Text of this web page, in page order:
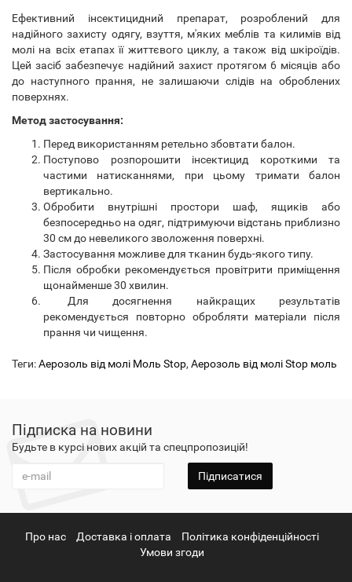
Ефективний інсектицидний препарат, розроблений для
надійного захисту одягу, взуття, м'яких меблів та килимів від
молі на всіх етапах її життєвого циклу, а також від шкіроїдів.
Цей засіб забезпечує надійний захист протягом 6 місяців або
до наступного прання, не залишаючи слідів на оброблених
поверхнях.
Метод застосування:
Перед використанням ретельно збовтати балон.
Поступово розпорошити інсектицид короткими та
частими натисканнями, при цьому тримати балон
вертикально.
Обробити внутрішні простори шаф, ящиків або
безпосередньо на одяг, підтримуючи відстань приблизно
30 см до невеликого зволоження поверхні.
Застосування можливе для тканин будь-якого типу.
Після обробки рекомендується провітрити приміщення
щонайменше 30 хвилин.
Для досягнення найкращих результатів
рекомендується повторно обробляти матеріали після
прання чи чищення.
Теги:Аерозоль від молі Моль Stop, Аерозоль від молі Stop моль
Підписка на новини
Будьте в курсі нових акцій та спецпропозицій!
Підписатися
Про нас Доставка і оплата
Політика конфіденційності
Умови згоди